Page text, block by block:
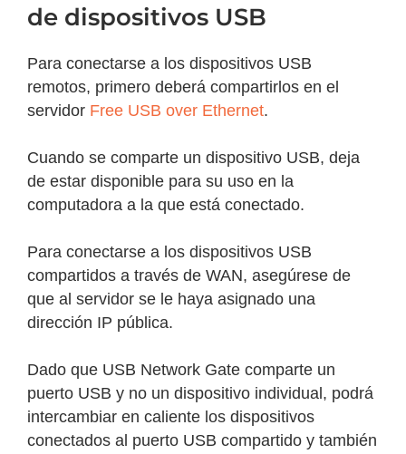
de dispositivos USB
Para conectarse a los dispositivos USB
remotos, primero deberá compartirlos en el
servidor Free USB over Ethernet.
Cuando se comparte un dispositivo USB, deja
de estar disponible para su uso en la
computadora a la que está conectado.
Para conectarse a los dispositivos USB
compartidos a través de WAN, asegúrese de
que al servidor se le haya asignado una
dirección IP pública.
Dado que USB Network Gate comparte un
puerto USB y no un dispositivo individual, podrá
intercambiar en caliente los dispositivos
conectados al puerto USB compartido y también